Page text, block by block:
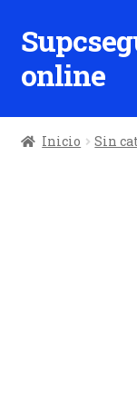
Ir
a
la
Ir
al
contenido
online
Inicio Sin